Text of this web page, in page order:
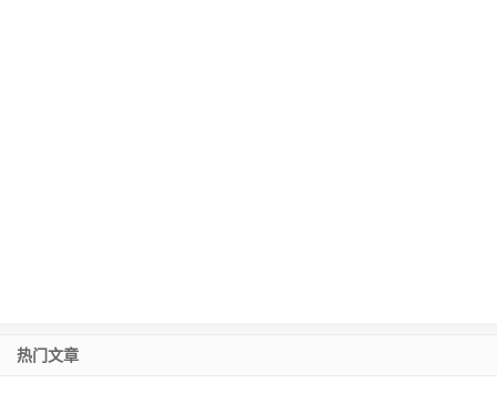
热门文章